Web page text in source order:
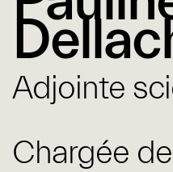
Adjointe
Chargée